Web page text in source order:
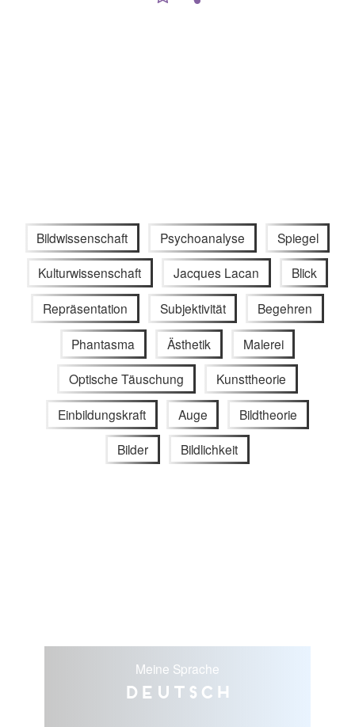
Bildwissenschaft Psychoanalyse Spiegel
Kulturwissenschaft Jacques Lacan Blick
Repräsentation Subjektivität Begehren
Phantasma Ästhetik Malerei
Optische Täuschung Kunsttheorie
Einbildungskraft Auge Bildtheorie
Bilder Bildlichkeit
Meine Sprache
Deutsch